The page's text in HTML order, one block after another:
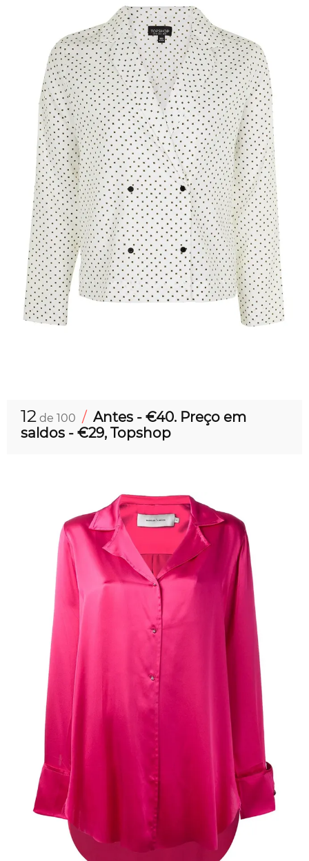
12 de 100 / Antes - €40. Preço em
saldos - €29, Topshop